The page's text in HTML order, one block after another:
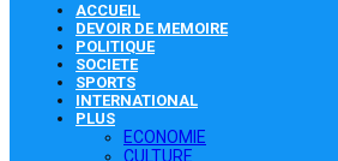
ACCUEIL
DEVOIR DE MEMOIRE
POLITIQUE
SOCIETE
SPORTS
INTERNATIONAL
PLUS
ECONOMIE
CULTURE